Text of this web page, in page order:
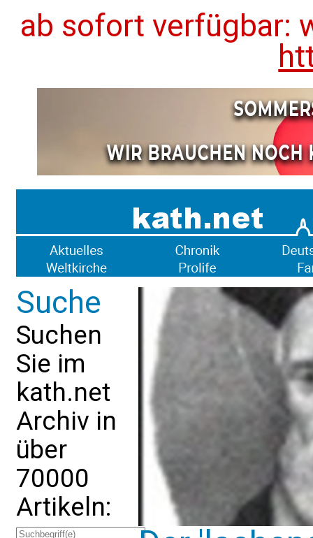
ab sofort verfügbar:
Suche
Suchen
Sie im
kath.net
Archiv in
über
70000
Artikeln: